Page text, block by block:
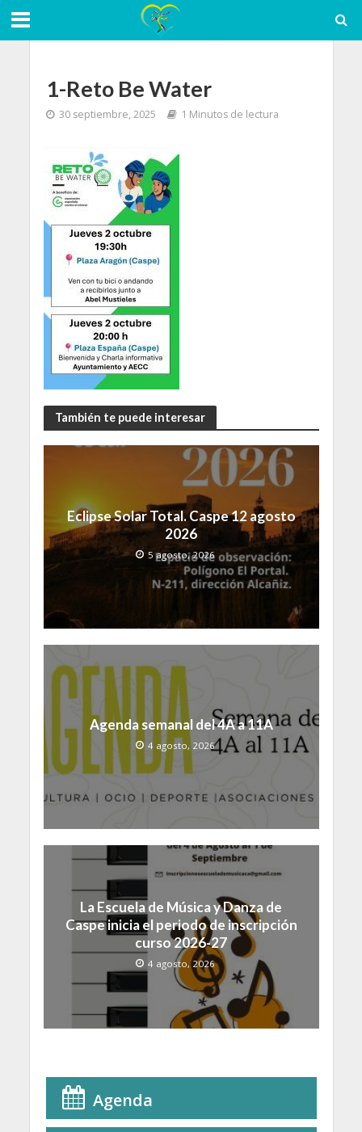
1-Reto Be Water
30 septiembre, 2025 1 Minutos de lectura
También te puede interesar
Eclipse Solar Total. Caspe 12 agosto
2026
5 agosto, 2026
Agenda semanal del 4A a 11A
4 agosto, 2026
La Escuela de Música y Danza de
Caspe inicia el periodo de inscripción
curso 2026-27
4 agosto, 2026
Agenda